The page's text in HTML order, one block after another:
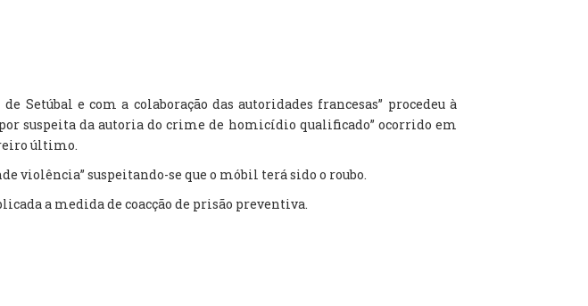
e com a colaboração das autoridades francesas” procedeu à
suspeita da autoria do crime de homicídio qualificado” ocorrido em
último.
violência” suspeitando-se que o móbil terá sido o roubo.
a medida de coacção de prisão preventiva.